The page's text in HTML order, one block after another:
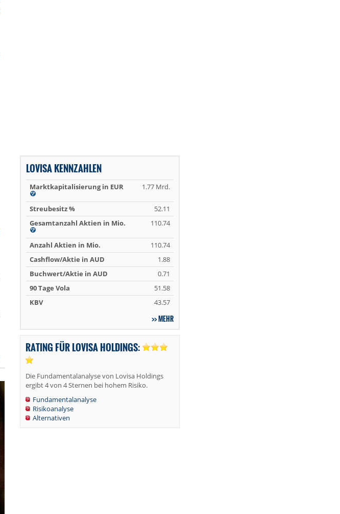
LOVISA KENNZAHLEN
Marktkapitalisierung in EUR 1.77 Mrd.
Streubesitz %
52.11
Gesamtanzahl Aktien in Mio.
110.74
Anzahl Aktien in Mio.
110.74
Cashflow/Aktie in AUD
1.88
Buchwert/Aktie in AUD
0.71
90 Tage Vola
51.58
KBV
43.57
MEHR
RATING FÜR LOVISA HOLDINGS:
Die Fundamentalanalyse von Lovisa Holdings
ergibt 4 von 4 Sternen bei hohem Risiko.
Fundamentalanalyse
Risikoanalyse
Alternativen